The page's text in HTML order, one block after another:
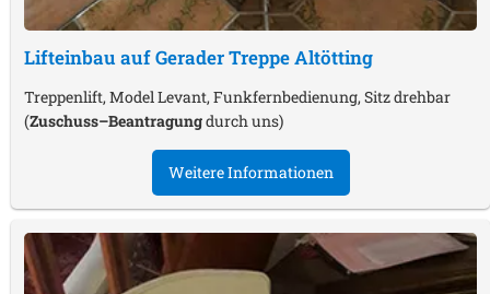
Lifteinbau auf Gerader TreppeAltötting
Treppenlift, Model Levant, Funkfernbedienung, Sitz drehbar
(Zuschuss–Beantragungdurch uns)
Weitere Informationen